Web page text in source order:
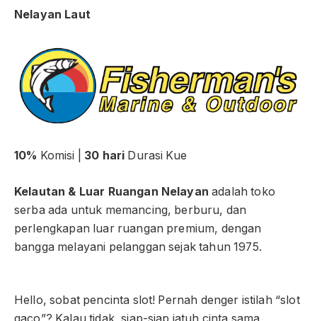
Nelayan Laut
10% Komisi | 30 hari Durasi Kue
Kelautan & Luar Ruangan Nelayan adalah toko
serba ada untuk memancing, berburu, dan
perlengkapan luar ruangan premium, dengan
bangga melayani pelanggan sejak tahun 1975.
Hello, sobat pencinta slot! Pernah denger istilah “slot